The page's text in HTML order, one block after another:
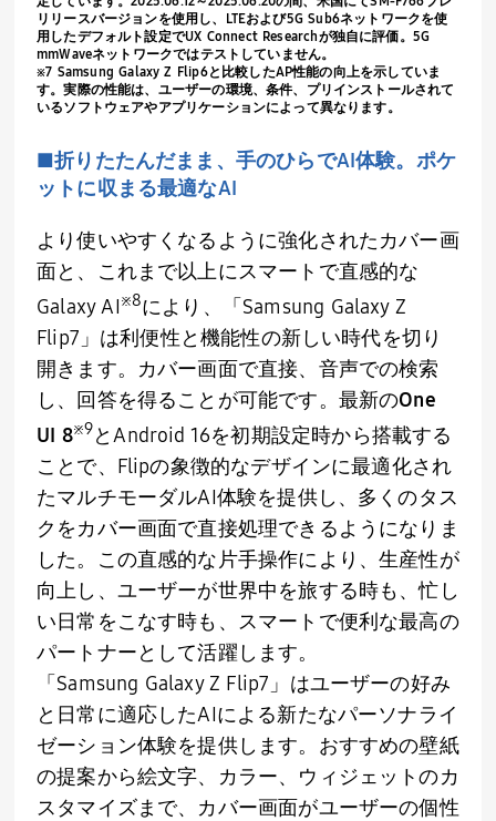
リリースバージョンを使用し、
LTEおよび5G Sub6ネットワークを使
用したデフォルト設定でUX Connect Researchが独自に評価。 5G
mmWaveネットワークではテストしていません。
※7 Samsung Galaxy Z Flip6と比較したAP性能の向上を示していま
す。実際の性能は、ユーザーの環境、条件、プリインストールされて
いるソフトウェアやアプリケーションによって異なります。
■折りたたんだまま、手のひらでAI体験。ポケ
ットに収まる最適なAI
より使いやすくなるように強化されたカバー画
面と、これまで以上にスマートで直感的な
Galaxy AI※8により、「 Samsung Galaxy Z
Flip7 」は利便性と機能性の新しい時代を切り
開きます。カバー画面で直接、音声での検索
し、回答を得ることが可能です。最新のOne
UI 8※9とAndroid 16を初期設定時から搭載する
ことで、 Flipの象徴的なデザインに最適化され
たマルチモーダルAI体験を提供し、多くのタス
クをカバー画面で直接処理できるようになりま
した。この直感的な片手操作により、生産性が
向上し、ユーザーが世界中を旅する時も、忙し
い日常をこなす時も、スマートで便利な最高の
パートナーとして活躍します。
「 Samsung Galaxy Z Flip7 」はユーザーの好み
と日常に適応したAIによる新たなパーソナライ
ゼーション体験を提供します。おすすめの壁紙
の提案から絵文字、カラー、ウィジェットのカ
スタマイズまで、カバー画面がユーザーの個性